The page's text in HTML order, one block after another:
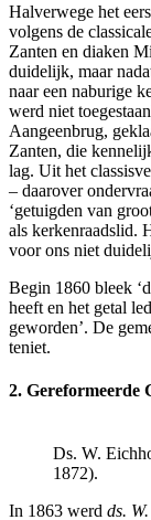
Halverwege het
volgens de
Zanten en diaken
duidelijk, maar
naar een naburige
werd niet
Aangeenbrug,
Zanten, die
lag. Uit het
– daarover
‘getuigden van
als kerkenraadslid.
voor ons niet
Begin 1860 bleek
heeft en het getal
geworden’. De
teniet.
2. Gereformeerde
Ds. W.
1872).
In 1863 werd ds.